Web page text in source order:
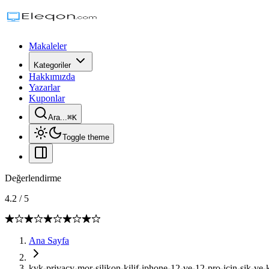
Makaleler
Kategoriler
Hakkımızda
Yazarlar
Kuponlar
Ara...⌘K
Toggle theme
Değerlendirme
4.2 / 5
Ana Sayfa